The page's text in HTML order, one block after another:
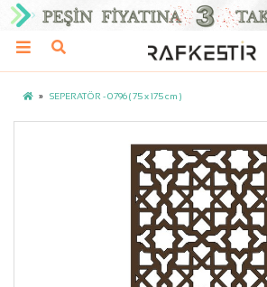
SEPERATÖR - 0796 ( 75 x 175 cm )